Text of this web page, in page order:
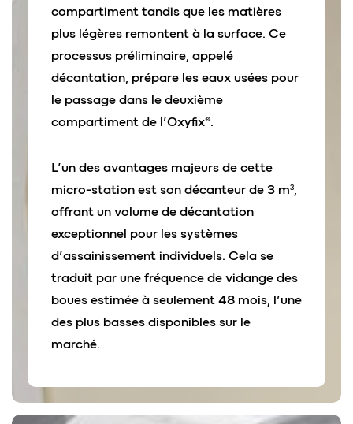
compartiment tandis que les matières
plus légères remontent à la surface. Ce
processus préliminaire, appelé
décantation, prépare les eaux usées pour
le passage dans le deuxième
compartiment de l’Oxyfix®.
L’un des avantages majeurs de cette
micro-station est son décanteur de 3 m³,
offrant un volume de décantation
exceptionnel pour les systèmes
d’assainissement individuels. Cela se
traduit par une fréquence de vidange des
boues estimée à seulement 48 mois, l’une
des plus basses disponibles sur le
marché.